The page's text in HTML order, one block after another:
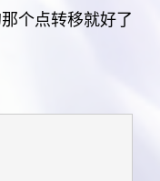
个点转移就好了